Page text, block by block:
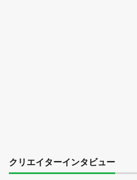
クリエイターインタビュー